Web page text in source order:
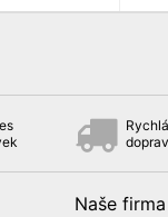
Naše firma